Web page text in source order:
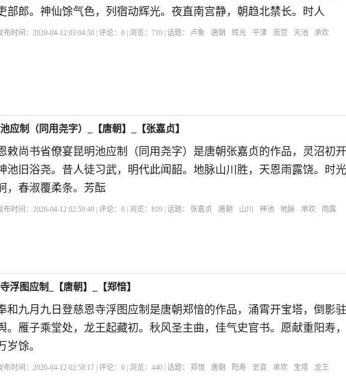
部郎。神仙馀气色，列宿动辉光。夜直南宫静，朝趋北禁长。时人
布时间：2020-04-12 03:04:50 | 评论：0 | 浏览： 710 | 话题： 卢象 唐朝 辉光 平津 南宫 天池 承欢
应制（同用尧字）_【唐朝】_【张嘉贞】
敕尚书省僚宴昆明池应制（同用尧字）是唐朝张嘉贞的作品，灵沼初开
池旧浴尧。昔人徒习武，明代此闻韶。地脉山川胜，天恩雨露饶。时光
，春淑覆柔条。芳酝
布时间：2020-04-12 02:59:49 | 评论：0 | 浏览：819 | 话题： 张嘉贞 唐朝 山川 神池 地脉 承欢 雨露
浮图应制_【唐朝】_【郑愔】
和九月九日登慈恩寺浮图应制是唐朝郑愔的作品，涌霄开宝塔，倒影
。雁子乘堂处，龙王起藏初。秋风圣主曲，佳气史官书。愿献重阳寿
岁馀。
布时间：2020-04-12 02:58:17 | 评论：0 | 浏览：440 | 话题： 郑愔 唐朝 阳寿 史官 承欢 宝塔 龙王